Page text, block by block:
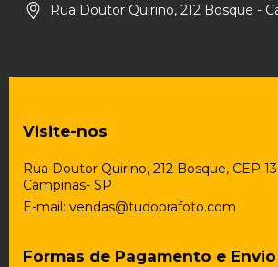
Rua Doutor Quirino, 212 Bosque -
Visite-nos
Rua Doutor Quirino, 212 Bosque, CEP
Campinas- SP
E-mail: vendas@tudoprafoto.com
Formas de Pagamento e Envio